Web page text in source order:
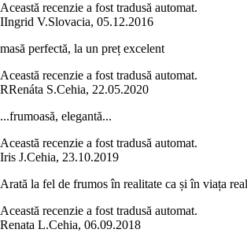
Această recenzie a fost tradusă automat.
IIngrid V.Slovacia, 05.12.2016
masă perfectă, la un preț excelent
Această recenzie a fost tradusă automat.
RRenáta S.Cehia, 22.05.2020
...frumoasă, elegantă...
Această recenzie a fost tradusă automat.
Iris J.Cehia, 23.10.2019
Arată la fel de frumos în realitate ca și în viața
Această recenzie a fost tradusă automat.
Renata L.Cehia, 06.09.2018